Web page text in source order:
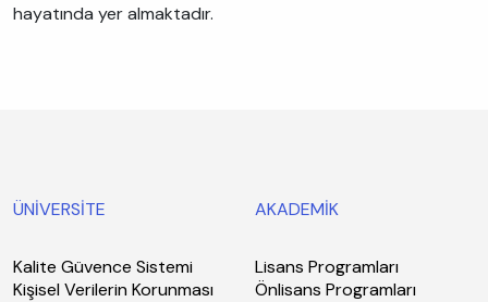
hayatında yer almaktadır.
ÜNİVERSİTE
Kalite Güvence Sistemi
Kişisel Verilerin Korunması
AKADEMİK
Lisans Programları
Önlisans Programları